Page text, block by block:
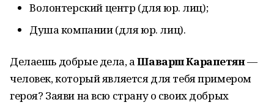
Волонтерский центр (для юр. лиц);
Душа компании (для юр. лиц).
Делаешь добрые дела, аШаварш Карапетян—
человек, который является для тебя примером
героя? Заяви на всю страну о своих добрых